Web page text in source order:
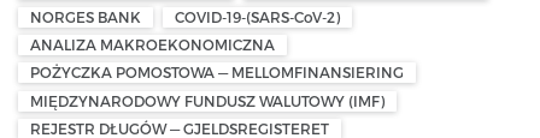
NORGES BANK
COVID-19-(SARS-CoV-2)
ANALIZA MAKROEKONOMICZNA
POŻYCZKA POMOSTOWA — MELLOMFINANSIERING
MIĘDZYNARODOWY FUNDUSZ WALUTOWY (IMF)
REJESTR DŁUGÓW — GJELDSREGISTERET